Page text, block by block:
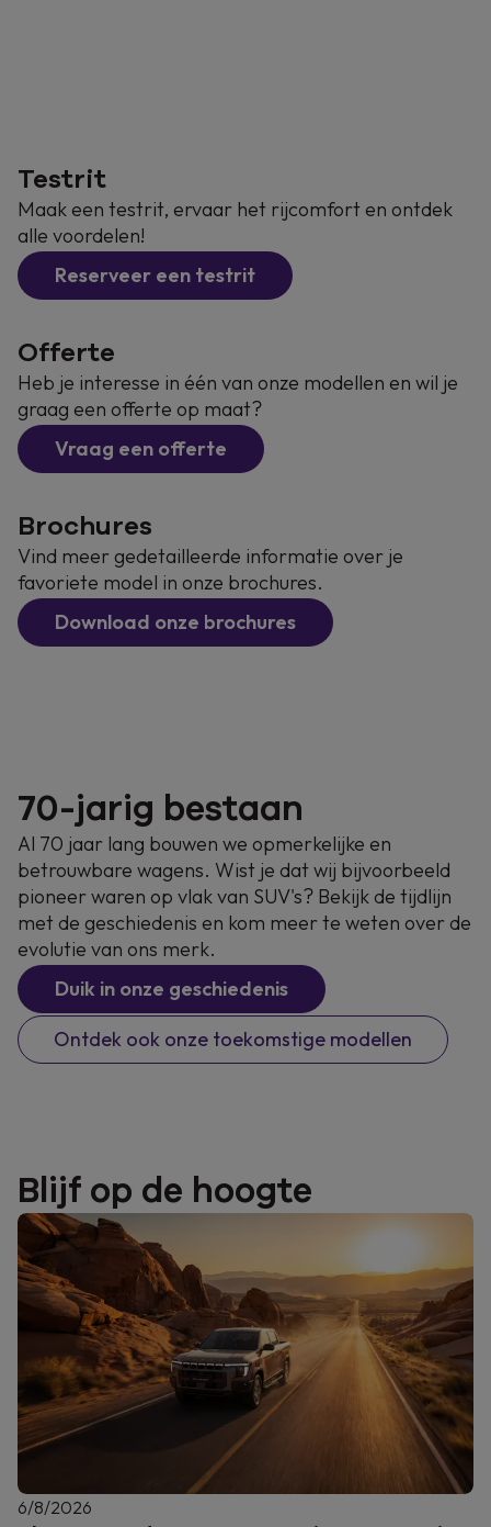
Testrit
Maak een testrit, ervaar het rijcomfort en ontdek
alle voordelen!
Reserveer een testrit
Offerte
Heb je interesse in één van onze modellen en wil je
graag een offerte op maat?
Vraag een offerte
Brochures
Vind meer gedetailleerde informatie over je
favoriete model in onze brochures.
Download onze brochures
70-jarig bestaan
Al 70 jaar lang bouwen we opmerkelijke en
betrouwbare wagens. Wist je dat wij bijvoorbeeld
pioneer waren op vlak van SUV's? Bekijk de tijdlijn
met de geschiedenis en kom meer te weten over de
evolutie van ons merk.
Duik in onze geschiedenis
Ontdek ook onze toekomstige modellen
Blijf op de hoogte
6/8/2026